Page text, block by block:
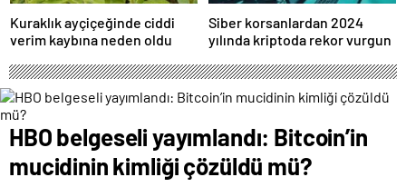
Kuraklık ayçiçeğinde ciddi
verim kaybına neden oldu
Siber korsanlardan 2024
yılında kriptoda rekor vurgun
HBO belgeseli yayımlandı: Bitcoin’in
mucidinin kimliği çözüldü mü?